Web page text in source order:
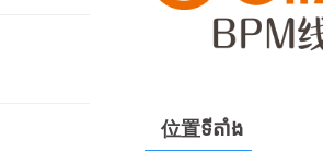
位置ទីតាំង